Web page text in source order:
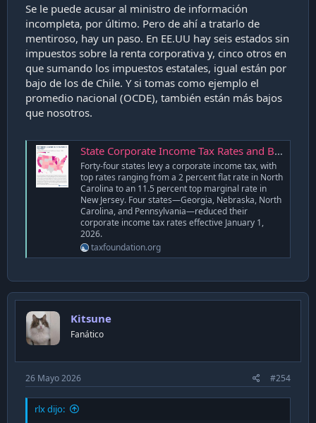
Se le puede acusar al ministro de información
incompleta, por último. Pero de ahí a tratarlo de
mentiroso, hay un paso. En EE.UU hay seis estados sin
impuestos sobre la renta corporativa y, cinco otros en
que sumando los impuestos estatales, igual están por
bajo de los de Chile. Y si tomas como ejemplo el
promedio nacional (OCDE), también están más bajos
que nosotros.
State Corporate Income Tax Rates and Brackets, 2026
Forty-four states levy a corporate income tax, with
top rates ranging from a 2 percent flat rate in North
Carolina to an 11.5 percent top marginal rate in
New Jersey. Four states—Georgia, Nebraska, North
Carolina, and Pennsylvania—reduced their
corporate income tax rates effective January 1,
2026.
taxfoundation.org
Kitsune
Fanático
26 Mayo 2026 #254
rlx dijo: